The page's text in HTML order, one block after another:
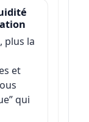
plus la
et
qui